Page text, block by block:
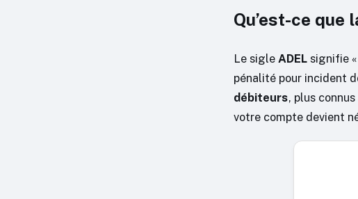
Qu’est-ce que
Le sigle ADEL signifie
pénalité pour incident
débiteurs, plus
votre compte devient